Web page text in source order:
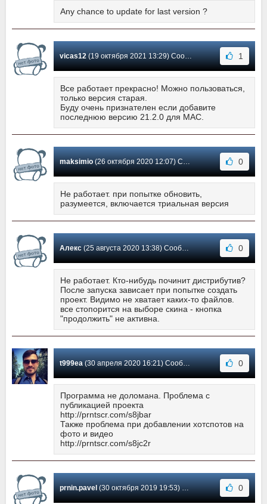
Any chance to update for last version ?
vicas12(19 октября 2021 13:29) Сообщение #29 1
Все работает прекрасно! Можно пользоваться,
только версия старая.
Буду очень признателен если добавите
последнюю версию 21.2.0 для MAC.
maksimio(26 октября 2020 12:07) Сообщение #28 0
Не работает. при попытке обновить,
разумеется, включается триальная версия
Алекс(25 августа 2020 13:38) Сообщение #27 0
Не работает. Кто-нибудь починит дистрибутив?
После запуска зависает при попытке создать
проект. Видимо не хватает каких-то файлов.
все стопорится на выборе скина - кнопка
"продолжить" не активна.
t999ea(30 апреля 2020 16:21) Сообщение #26 0
Программа не доломана. Проблема с
публикацией проекта
http://prntscr.com/s8jbar
Также проблема при добавлении хотспотов на
фото и видео
http://prntscr.com/s8jc2r
prnin.pavel(30 октября 2019 19:53) Сообщение #25 0